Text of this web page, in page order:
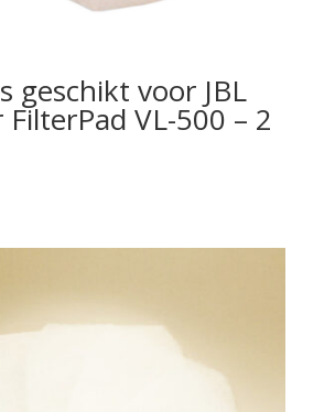
geschikt voor JBL
FilterPad VL-500 – 2